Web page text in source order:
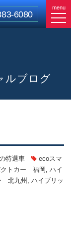
6080
menu
ルブログ
特選車
ecoスマ
クトカー 福岡
ハイ
北九州
ハイブリッ